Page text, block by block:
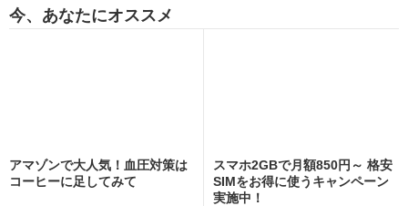
今、あなたにオススメ
アマゾンで大人気！血圧対策は
コーヒーに足してみて
スマホ2GBで月額850円～ 格安
SIMをお得に使うキャンペーン
実施中！